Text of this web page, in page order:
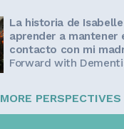
La historia de
aprender a mantener
contacto con mi
Forward with
MORE PERSPECTIVES